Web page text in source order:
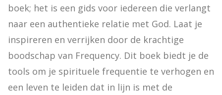
boek; het is een gids voor iedereen die verlangt
naar een authentieke relatie met God. Laat je
inspireren en verrijken door de krachtige
boodschap van Frequency. Dit boek biedt je de
tools om je spirituele frequentie te verhogen en
een leven te leiden dat in lijn is met de